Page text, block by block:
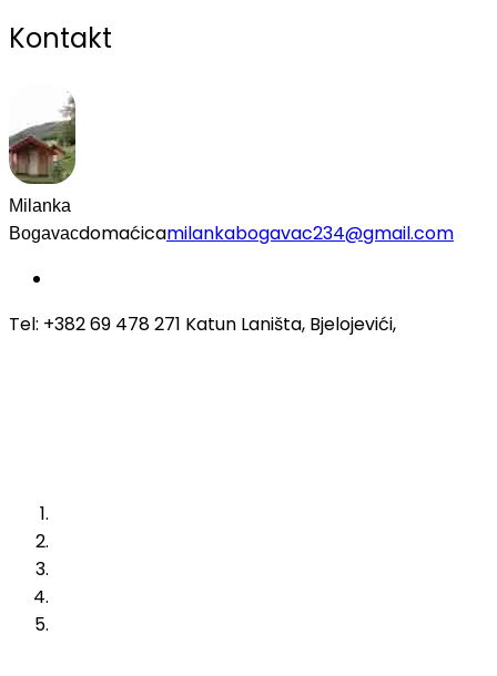
Kontakt
Milanka
Bogavacdomaćicamilankabogavac234@gmail.com
Tel: +382 69 478 271 Katun Laništa, Bjelojevići,